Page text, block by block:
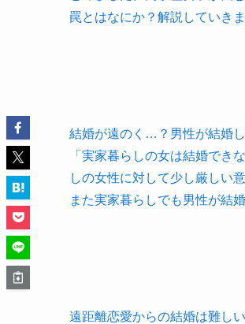
罠とはなにか？解説していきま
結婚が遠のく…？男性が結婚
「実家暮らしの女は結婚でき
しの女性に対して少し厳しい
また実家暮らしでも男性が結
遠距離恋愛からの結婚は難し